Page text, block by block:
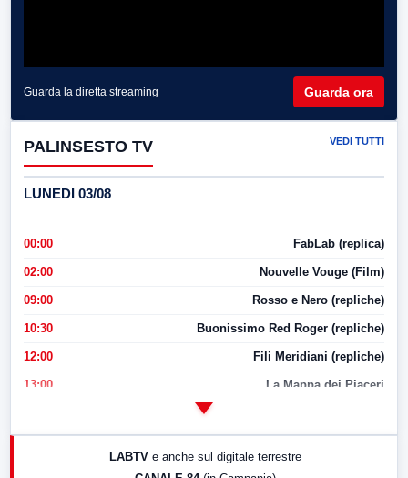
Guarda la diretta streaming Guarda ora
PALINSESTO TV VEDI TUTTI
LUNEDI 03/08
00:00 FabLab (replica)
02:00 Nouvelle Vouge (Film)
09:00 Rosso e Nero (repliche)
10:30 Buonissimo Red Roger (repliche)
12:00 Fili Meridiani (repliche)
13:00 La Mappa dei Piaceri
LABTV e anche sul digitale terrestre